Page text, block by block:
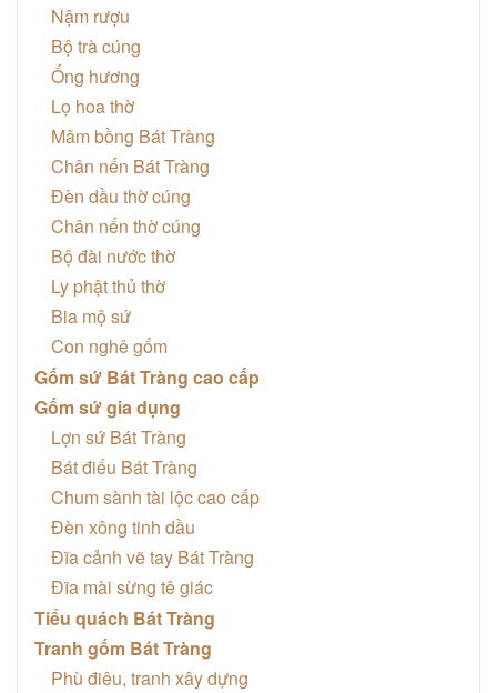
Nậm rượu
Bộ trà cúng
Ống hương
Lọ hoa thờ
Mâm bồng Bát Tràng
Chân nến Bát Tràng
Đèn dầu thờ cúng
Chân nến thờ cúng
Bộ đài nước thờ
Ly phật thủ thờ
Bia mộ sứ
Con nghê gốm
Gốm sứ Bát Tràng cao cấp
Gốm sứ gia dụng
Lợn sứ Bát Tràng
Bát điếu Bát Tràng
Chum sành tài lộc cao cấp
Đèn xông tinh dầu
Đĩa cảnh vẽ tay Bát Tràng
Đĩa mài sừng tê giác
Tiểu quách Bát Tràng
Tranh gốm Bát Tràng
Phù điêu, tranh xây dựng